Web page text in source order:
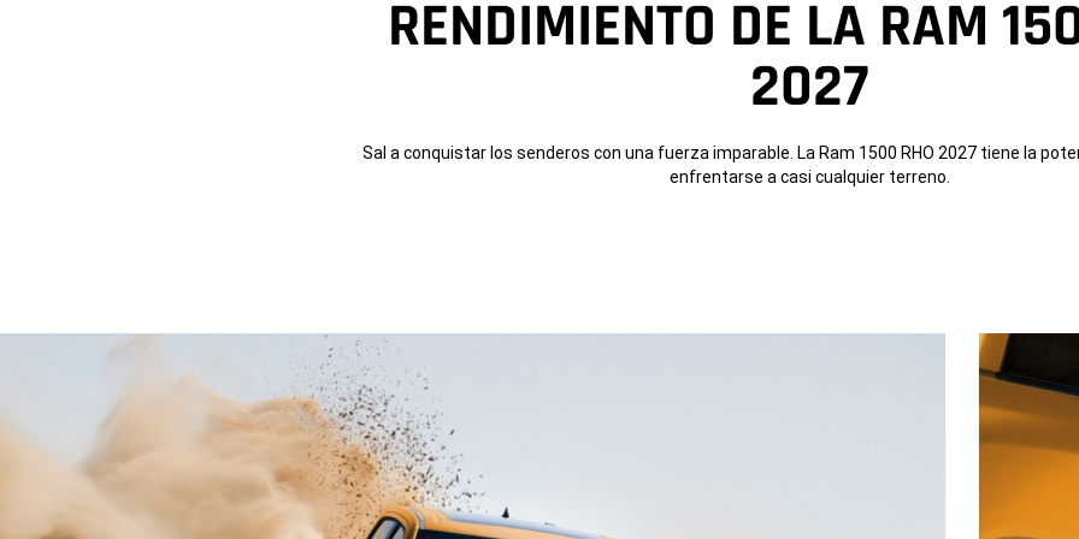
RENDIMIENTO DE LA RAM
2027​​​​​​​
Sal a conquistar los senderos con una fuerza imparable. La Ram 1500 RHO 2027 tiene la
enfrentarse a casi cualquier terreno.